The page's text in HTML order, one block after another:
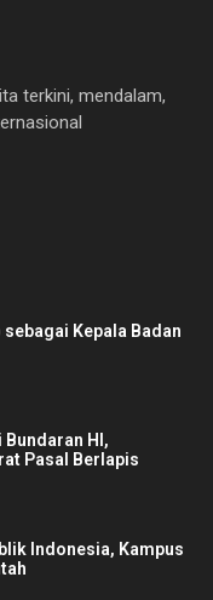
terkini, mendalam,
Kepala Badan
HI,
Pasal Berlapis
Indonesia, Kampus